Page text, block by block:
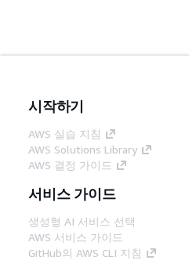
시작하기
AWS 실습 지침
AWS Solutions Library
AWS 결정 가이드
서비스 가이드
생성형 AI 서비스 선택
AWS 서비스 가이드
GitHub의 AWS CLI 지침